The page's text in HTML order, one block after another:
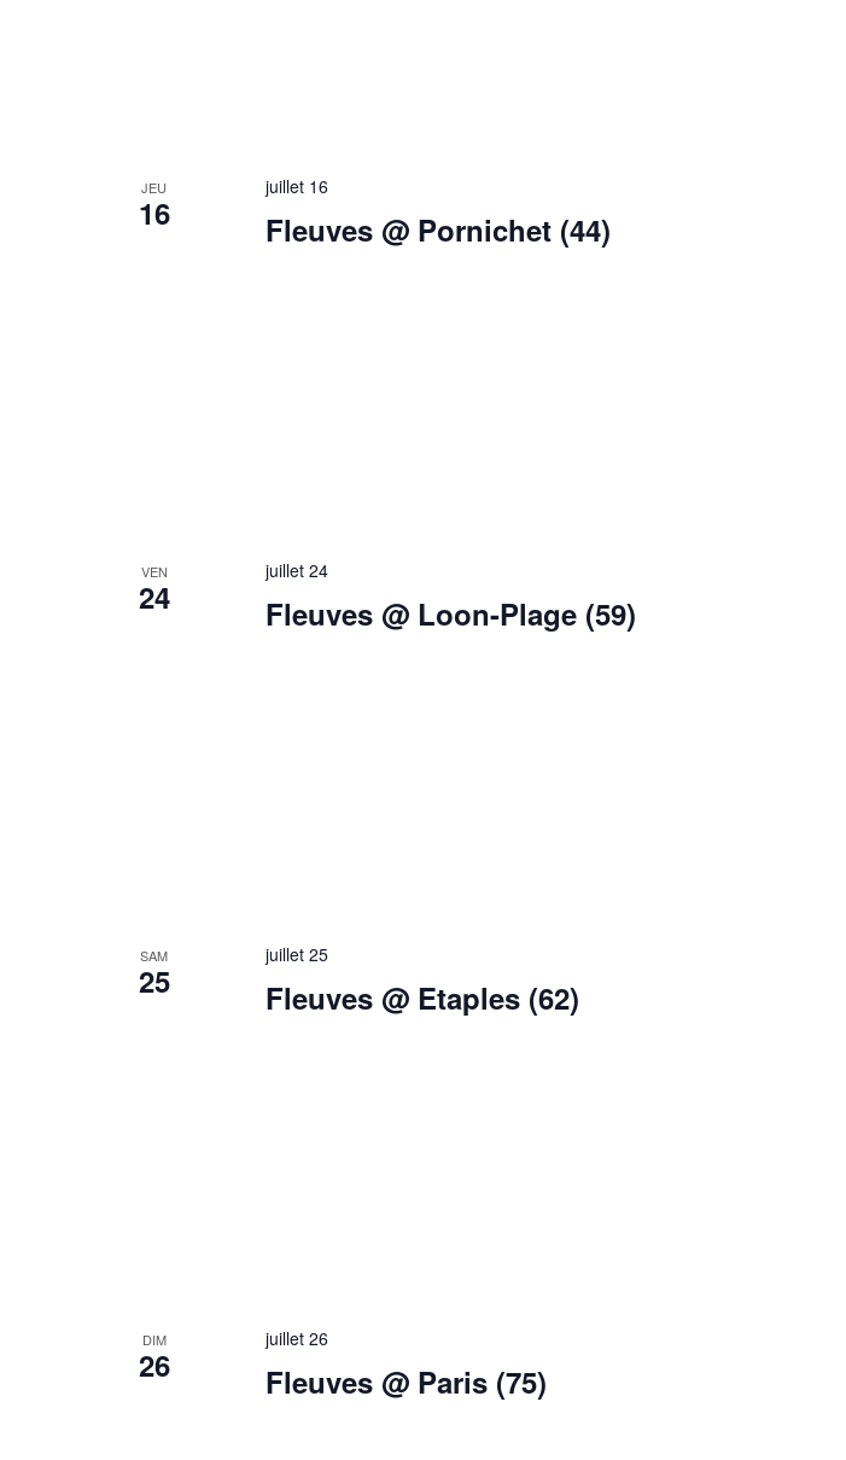
JEU
16
juillet 16
Fleuves @ Pornichet (44)
VEN
24
juillet 24
Fleuves @ Loon-Plage (59)
SAM
25
juillet 25
Fleuves @ Etaples (62)
DIM
26
juillet 26
Fleuves @ Paris (75)